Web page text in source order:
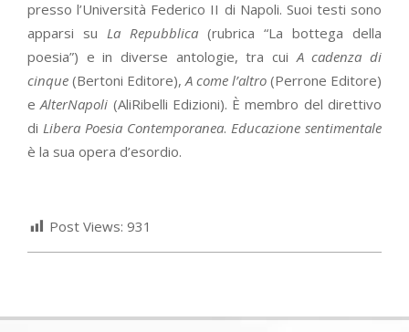
presso l’Università Federico II di Napoli. Suoi testi sono
apparsi su La Repubblica (rubrica “La bottega della
poesia”) e in diverse antologie, tra cui A cadenza di
cinque (Bertoni Editore), A come l’altro (Perrone Editore)
eAlterNapoli (AliRibelli Edizioni). È membro del direttivo
di Libera Poesia Contemporanea. Educazione sentimentale
è la sua opera d’esordio.
Post Views: 931